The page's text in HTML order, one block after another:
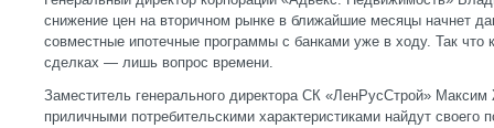
снижение цен на вторичном рынке в ближайшие месяцы начнет
совместные ипотечные программы с банками уже в ходу. Так что
сделках — лишь вопрос времени.
Заместитель генерального директора СК «ЛенРусСтрой»
приличными потребительскими характеристиками найдут своего